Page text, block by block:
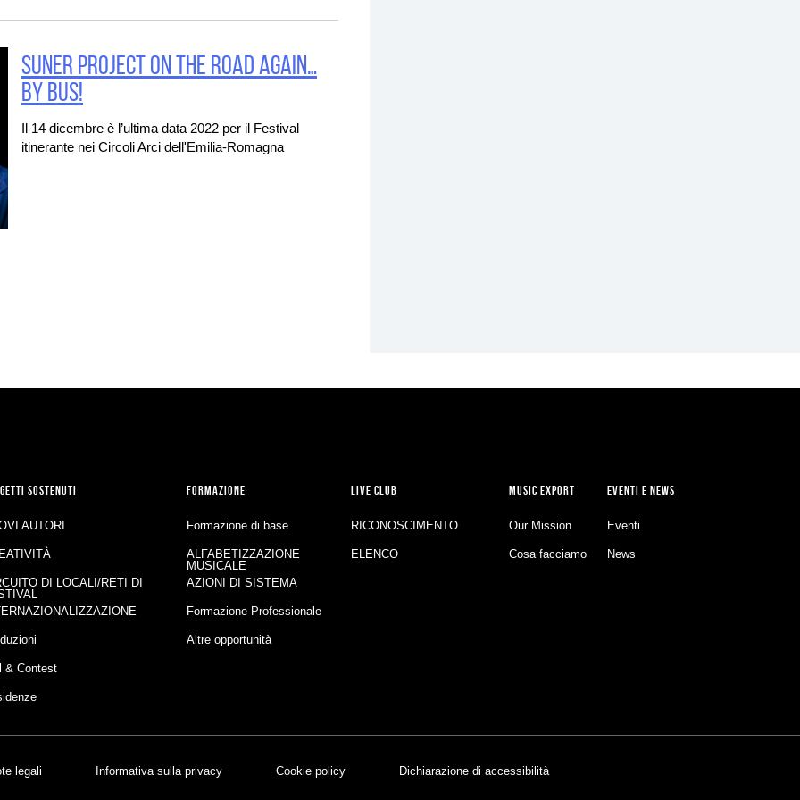
SUNER PROJECT ON THE ROAD AGAIN…
BY BUS!
Il 14 dicembre è l’ultima data 2022 per il Festival
itinerante nei Circoli Arci dell'Emilia-Romagna
SOSTENUTI
AUTORI
DI LOCALI/RETI DI
& Contest
FORMAZIONE
Formazione di base
ALFABETIZZAZIONE
MUSICALE
AZIONI DI SISTEMA
Formazione Professionale
Altre opportunità
LIVE CLUB
RICONOSCIMENTO
ELENCO
MUSIC EXPORT
Our Mission
Cosa facciamo
EVENTI E NEWS
Eventi
News
legali Informativa sulla privacy Cookie policy Dichiarazione di accessibilità